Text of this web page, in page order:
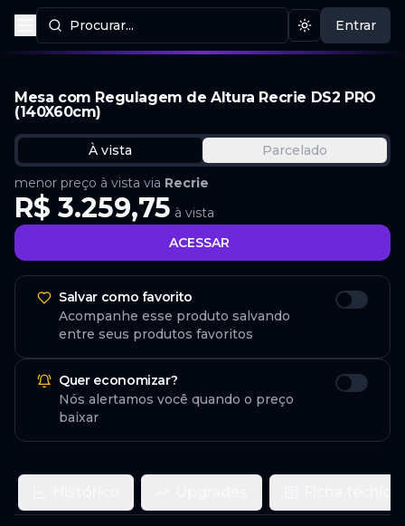
Procurar...
Procurar produtos Mudar tema
Entrar
Mesa com Regulagem de Altura Recrie DS2 PRO
(140X60cm)
À vista
Parcelado
menor preço à vista via Recrie
R$ 3.259,75 à vista
ACESSAR
Salvar como favorito
Acompanhe esse produto salvando
entre seus produtos favoritos
Quer economizar?
Nós alertamos você quando o preço
baixar